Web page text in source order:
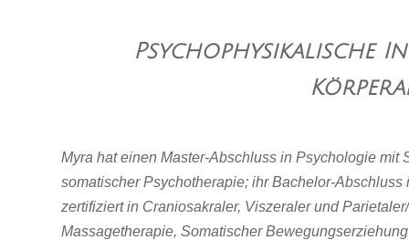
Psychophysikalische
​Myra hat einen Master-Abschluss in Psychologie mit
somatischer Psychotherapie; ihr Bachelor-
zertifiziert in Craniosakraler, Viszeraler und
Massagetherapie, Somatischer